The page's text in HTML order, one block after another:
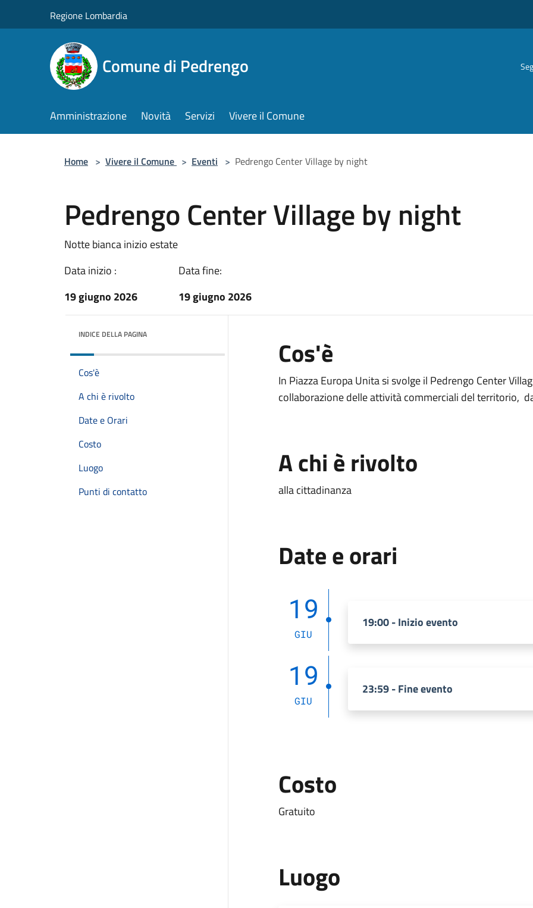
Regione Lombardia
Comune di Pedrengo
Amministrazione Novità Servizi Vivere il Comune
Home > Vivere il Comune > Eventi > Pedrengo Center Village by night
Pedrengo Center Village by night
Notte bianca inizio estate
Data inizio :
19 giugno 2026
Data fine:
19 giugno 2026
INDICE DELLA PAGINA
Cos'è
A chi è rivolto
Date e Orari
Costo
Luogo
Punti di contatto
Cos'è
In Piazza Europa Unita si svolge il Pedrengo Center
collaborazione delle attività commerciali del territorio,
A chi è rivolto
alla cittadinanza
Date e orari
19
GIU
19:00 - Inizio evento
19
GIU
23:59 - Fine evento
Costo
Gratuito
Luogo